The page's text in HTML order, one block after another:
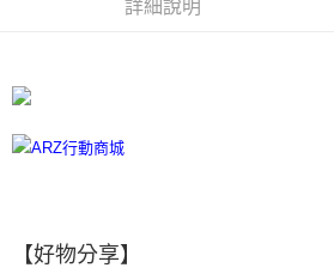
每筆NT$60，滿NT$599(含以上)免運費
每筆NT$100
離島宅配
詳細說明
【好物分享】